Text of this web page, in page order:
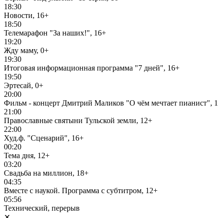
18:30
Новости, 16+
18:50
Телемарафон "За наших!", 16+
19:20
Жду маму, 0+
19:30
Итоговая информационная программа "7 дней", 16+
19:50
Эртесай, 0+
20:00
Фильм - концерт Дмитрий Маликов "О чём мечтает пианист",
21:00
Православные святыни Тульской земли, 12+
22:00
Худ.ф. "Сценарий", 16+
00:20
Тема дня, 12+
03:20
Свадьба на миллион, 18+
04:35
Вместе с наукой. Программа с субтитром, 12+
05:56
Технический, перерыв